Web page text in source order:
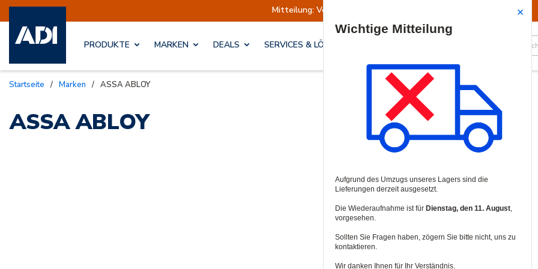
Mitteilung: Versand ausgesetzt
PRODUKTE MARKEN DEALS SERVICES & LÖSUNGEN
Startseite / Marken / ASSA ABLOY
ASSA ABLOY